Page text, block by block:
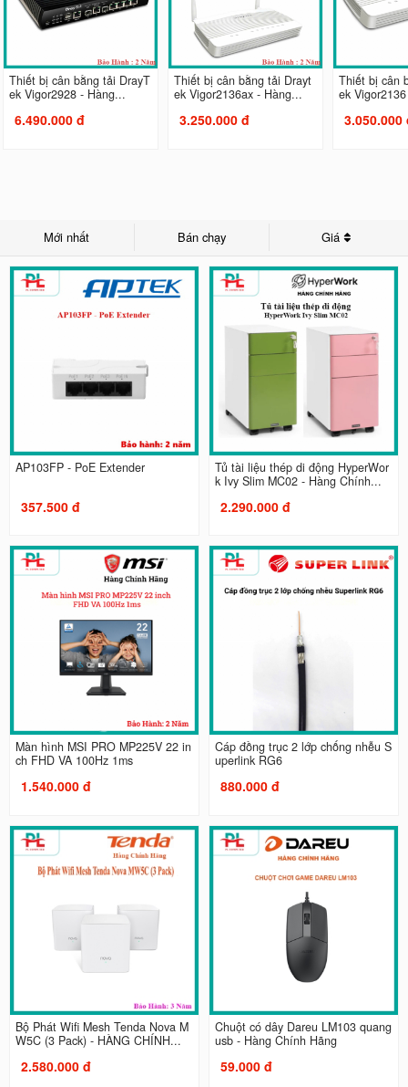
Thiết bị cân bằng tải DrayT
ek Vigor2928 - Hàng...
6.490.000 đ
Thiết bị cân bằng tải Drayt
ek Vigor2136ax - Hàng...
3.250.000 đ
Thiết bị cân
ek
3.050.000
Mới nhất Bán chạy Giá
AP103FP - PoE Extender
357.500 đ
Tủ tài liệu thép di động HyperWor
k Ivy Slim MC02 - Hàng Chính...
2.290.000 đ
Màn hình MSI PRO MP225V 22 in
ch FHD VA 100Hz 1ms
1.540.000 đ
Cáp đồng trục 2 lớp chống nhễu S
uperlink RG6
880.000 đ
Bộ Phát Wifi Mesh Tenda Nova M
W5C (3 Pack) - HÀNG CHÍNH...
2.580.000 đ
Chuột có dây Dareu LM103 quang
usb - Hàng Chính Hãng
59.000 đ